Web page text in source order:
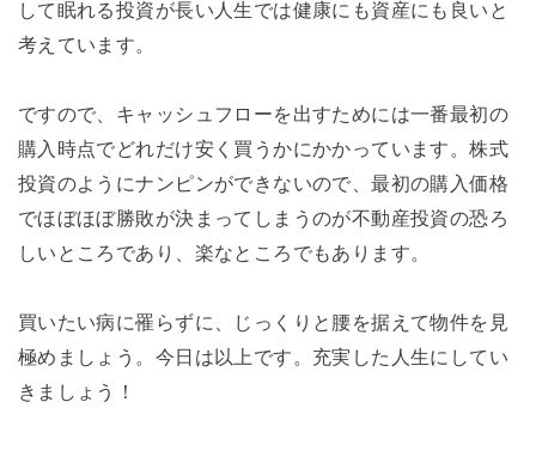
して眠れる投資が長い人生では健康にも資産にも良いと
考えています。
ですので、キャッシュフローを出すためには一番最初の
購入時点でどれだけ安く買うかにかかっています。株式
投資のようにナンピンができないので、最初の購入価格
でほぼほぼ勝敗が決まってしまうのが不動産投資の恐ろ
しいところであり、楽なところでもあります。
買いたい病に罹らずに、じっくりと腰を据えて物件を見
極めましょう。今日は以上です。充実した人生にしてい
きましょう！